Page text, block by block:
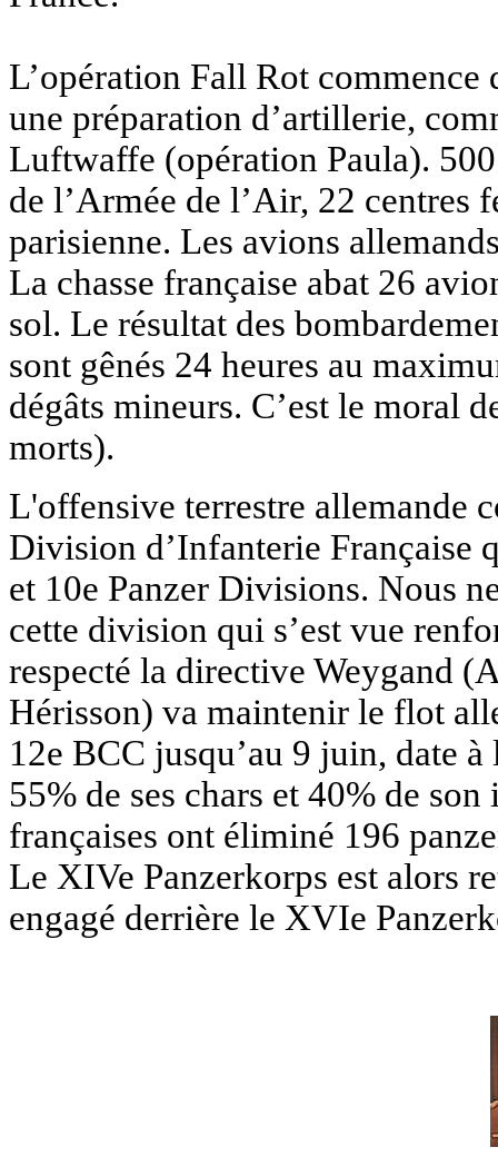
L’opération Fall Rot
une préparation d’artillerie,
Luftwaffe (opération Paula).
de l’Armée de l’Air, 22 centres
parisienne. Les avions
La chasse française abat 26
sol. Le résultat des
sont gênés 24 heures au
dégâts mineurs. C’est le moral
morts).
L'offensive terrestre allemande
Division d’Infanterie Française
et 10e Panzer Divisions. Nous
cette division qui s’est vue
respecté la directive Weygand
Hérisson) va maintenir le flot
12e BCC jusqu’au 9 juin, date
55% de ses chars et 40% de
françaises ont éliminé 196
Le XIVe Panzerkorps est alors
engagé derrière le XVIe